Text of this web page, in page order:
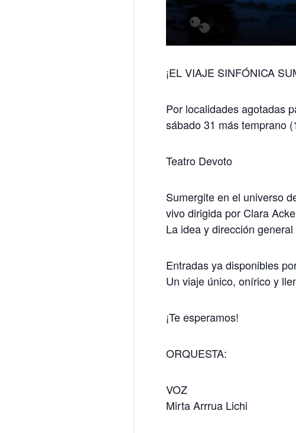
¡EL VIAJE SINFÓNICA
Por localidades agotadas
sábado 31 más temprano
Teatro Devoto
Sumergite en el universo
vivo dirigida por Clara
La idea y dirección
Entradas ya disponibles
Un viaje único, onírico y
¡Te esperamos!
ORQUESTA:
VOZ
Mirta Arrrua Lichi